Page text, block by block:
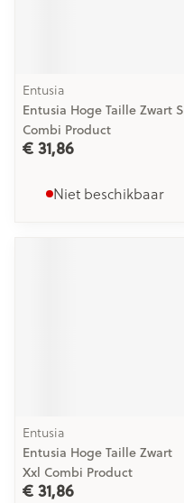
Entusia
Entusia Hoge Taille Zwart S
Combi Product
€ 31,86
Niet beschikbaar
Entusia
Entusia Hoge Taille Zwart
Xxl Combi Product
€ 31,86